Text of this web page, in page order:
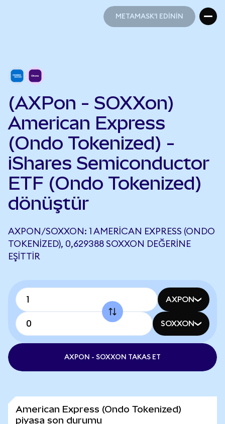
METAMASK'I EDİNİN
(AXPon - SOXXon)
American Express
(Ondo Tokenized) -
iShares Semiconductor
ETF (Ondo Tokenized)
dönüştür
AXPON/SOXXON: 1 AMERICAN EXPRESS (ONDO
TOKENIZED), 0,629388 SOXXON DEĞERINE
EŞITTIR
AXPON
SOXXON
AXPON - SOXXON TAKAS ET
American Express (Ondo Tokenized)
piyasa son durumu